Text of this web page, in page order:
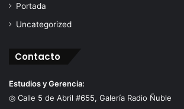
Portada
Uncategorized
Contacto
Estudios y Gerencia:
◎ Calle 5 de Abril #655, Galería Radio Ñuble